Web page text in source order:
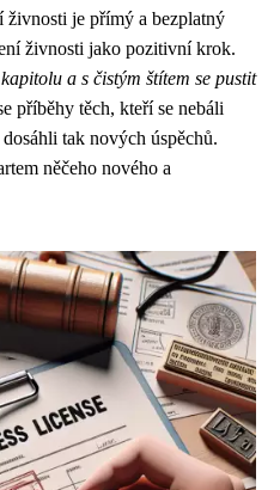
živnosti je přímý a bezplatný
živnosti jako pozitivní krok.
a s čistým štítem se pustit
příběhy těch, kteří se nebáli
tak nových úspěchů.
něčeho nového a